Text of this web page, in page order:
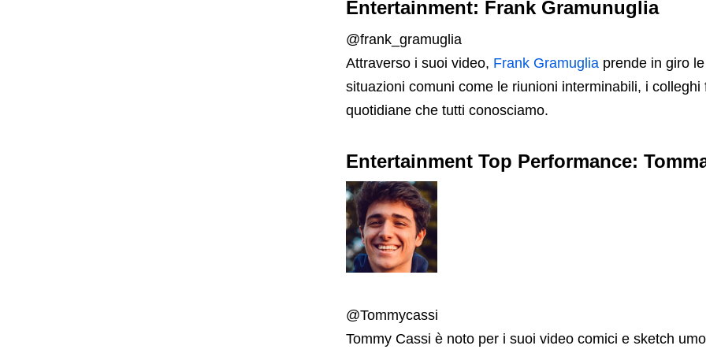
Entertainment: Frank Gramunuglia
@frank_gramuglia
Attraverso i suoi video, Frank Gramugliaprende in giro
situazioni comuni come le riunioni interminabili, i
quotidiane che tutti conosciamo.
Entertainment Top Performance:
@Tommycassi
Tommy Cassi è noto per i suoi video comici e sketch